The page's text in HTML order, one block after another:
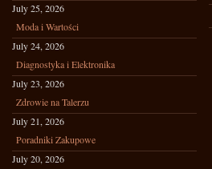
July 25, 2026
Moda i Wartości
July 24, 2026
Diagnostyka i Elektronika
July 23, 2026
Zdrowie na Talerzu
July 21, 2026
Poradniki Zakupowe
July 20, 2026